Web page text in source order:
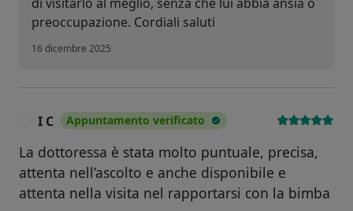
preoccupazione. Cordiali saluti
16 dicembre 2025
I C Appuntamento verificato
La dottoressa è stata molto puntuale, precisa,
attenta nell’ascolto e anche disponibile e
attenta nella visita nel rapportarsi con la bimba